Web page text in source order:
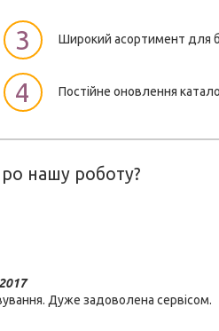
3 Широкий асортимент для
4 Постійне оновлення
нашу роботу?
Дуже задоволена сервісом.